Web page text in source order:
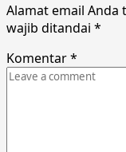
Alamat email Anda
wajib ditandai *
Komentar*